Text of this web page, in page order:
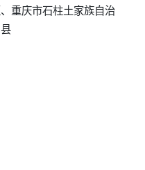
重庆市石柱土家族自治